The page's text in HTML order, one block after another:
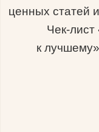
ценных статей
Чек-
к